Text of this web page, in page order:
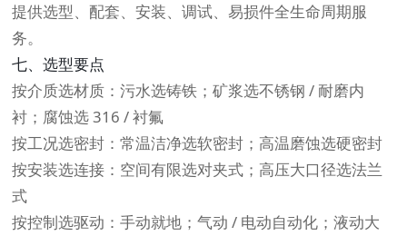
提供选型、配套、安装、调试、易损件全生命周期服
务。
七、选型要点
按介质选材质：污水选铸铁；矿浆选不锈钢 / 耐磨内
衬；腐蚀选 316 / 衬氟
按工况选密封：常温洁净选软密封；高温磨蚀选硬密封
按安装选连接：空间有限选对夹式；高压大口径选法兰
式
按控制选驱动：手动就地；气动 / 电动自动化；液动大